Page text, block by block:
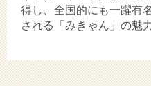
得し、全国的にも一躍有
される「みきゃん」の魅